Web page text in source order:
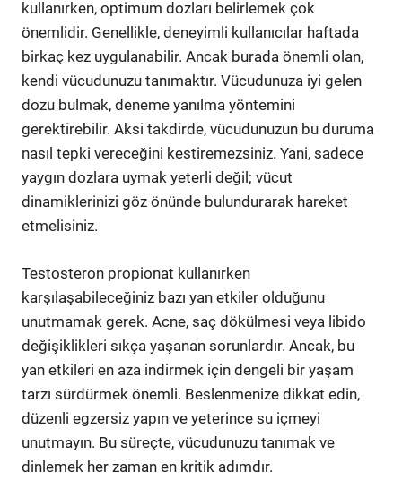
kullanırken, optimum dozları belirlemek çok
önemlidir. Genellikle, deneyimli kullanıcılar haftada
birkaç kez uygulanabilir. Ancak burada önemli olan,
kendi vücudunuzu tanımaktır. Vücudunuza iyi gelen
dozu bulmak, deneme yanılma yöntemini
gerektirebilir. Aksi takdirde, vücudunuzun bu duruma
nasıl tepki vereceğini kestiremezsiniz. Yani, sadece
yaygın dozlara uymak yeterli değil; vücut
dinamiklerinizi göz önünde bulundurarak hareket
etmelisiniz.
Testosteron propionat kullanırken
karşılaşabileceğiniz bazı yan etkiler olduğunu
unutmamak gerek. Acne, saç dökülmesi veya libido
değişiklikleri sıkça yaşanan sorunlardır. Ancak, bu
yan etkileri en aza indirmek için dengeli bir yaşam
tarzı sürdürmek önemli. Beslenmenize dikkat edin,
düzenli egzersiz yapın ve yeterince su içmeyi
unutmayın. Bu süreçte, vücudunuzu tanımak ve
dinlemek her zaman en kritik adımdır.